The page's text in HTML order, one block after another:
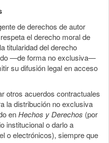
de derechos de autor
el derecho moral de
titularidad del derecho
—de forma no exclusiva—
su difusión legal en acceso
otros acuerdos contractuales
la distribución no exclusiva
enHechos y Derechos (por
institucional o darlo a
o electrónicos), siempre que